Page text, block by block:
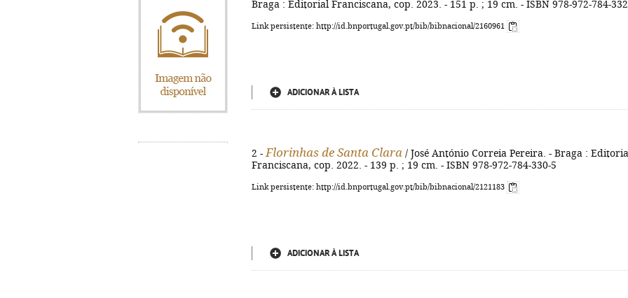
Braga : Editorial Franciscana, cop. 2023. - 151 p. ; 19 cm. - ISBN 978-972-784-
Link persistente: http://id.bnportugal.gov.pt/bib/bibnacional/2160961
ADICIONAR À LISTA
2 - Florinhas de Santa Clara / José António Correia Pereira. - Braga :
Franciscana, cop. 2022. - 139 p. ; 19 cm. - ISBN 978-972-784-330-5
Link persistente: http://id.bnportugal.gov.pt/bib/bibnacional/2121183
ADICIONAR À LISTA